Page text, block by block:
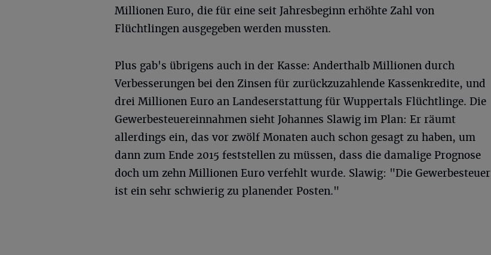
Millionen Euro, die für eine seit Jahresbeginn erhöhte Zahl von
Flüchtlingen ausgegeben werden mussten.
Plus gab's übrigens auch in der Kasse: Anderthalb Millionen durch
Verbesserungen bei den Zinsen für zurückzuzahlende Kassenkredite, und
drei Millionen Euro an Landeserstattung für Wuppertals Flüchtlinge. Die
Gewerbesteuereinnahmen sieht Johannes Slawig im Plan: Er räumt
allerdings ein, das vor zwölf Monaten auch schon gesagt zu haben, um
dann zum Ende 2015 feststellen zu müssen, dass die damalige Prognose
doch um zehn Millionen Euro verfehlt wurde. Slawig: "Die Gewerbesteuer
ist ein sehr schwierig zu planender Posten."